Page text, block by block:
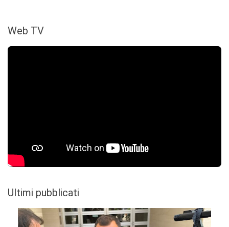
Web TV
Ultimi pubblicati